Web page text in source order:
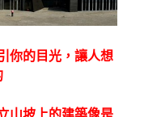
你的目光，讓人想